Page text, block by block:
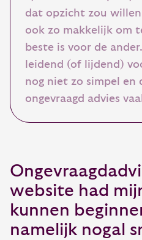
dat opzicht zou
ook zo makkelijk om
beste is voor de
leidend (of lijdend)
nog niet zo simpel en
ongevraagd advies
website had
kunnen
namelijk nogal